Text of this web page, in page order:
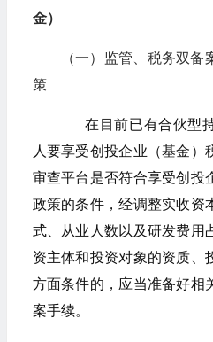
金）
（一）监管、税务双
策
在目前已有合伙型
人要享受创投企业（基金）
审查平台是否符合享受创投
政策的条件，经调整实收资
式、从业人数以及研发费用
资主体和投资对象的资质、
方面条件的，应当准备好相
案手续。